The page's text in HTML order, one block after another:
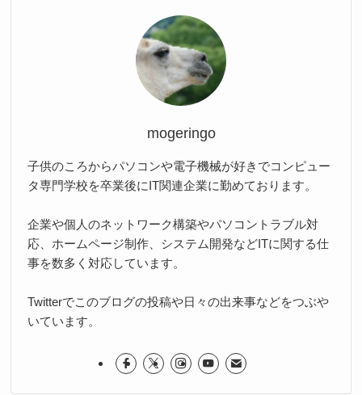
mogeringo
子供のころからパソコンや電子機械が好きでコンピュー
タ専門学校を卒業後にIT関連企業に勤めております。
企業や個人のネットワーク構築やパソコントラブル対
応、ホームページ制作、システム開発などITに関する仕
事を数多く対応しています。
Twitterでこのブログの投稿や日々の出来事などをつぶや
いています。